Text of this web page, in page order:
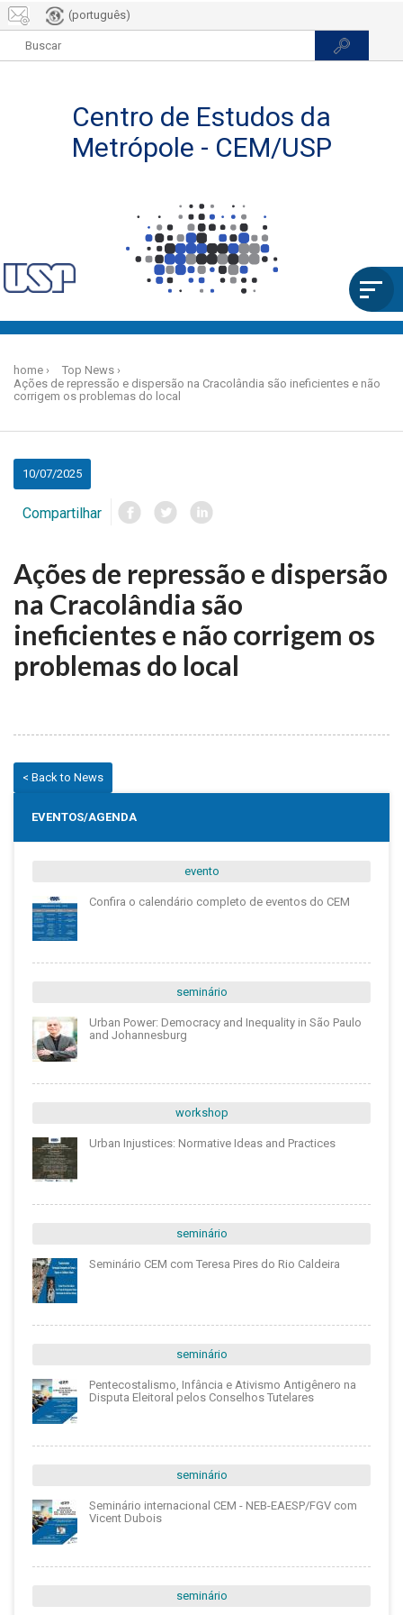
(português)
main
content
home
Top News
Ações de repressão e dispersão na Cracolândia são ineficientes e não
corrigem os problemas do local
10/07/2025
Compartilhar
Ações de repressão e dispersão
na Cracolândia são
ineficientes e não corrigem os
problemas do local
< Back to News
EVENTOS/AGENDA
evento
Confira o calendário completo de eventos do CEM
seminário
Urban Power: Democracy and Inequality in São Paulo
and Johannesburg
workshop
Urban Injustices: Normative Ideas and Practices
seminário
Seminário CEM com Teresa Pires do Rio Caldeira
seminário
Pentecostalismo, Infância e Ativismo Antigênero na
Disputa Eleitoral pelos Conselhos Tutelares
seminário
Seminário internacional CEM - NEB-EAESP/FGV com
Vicent Dubois
seminário